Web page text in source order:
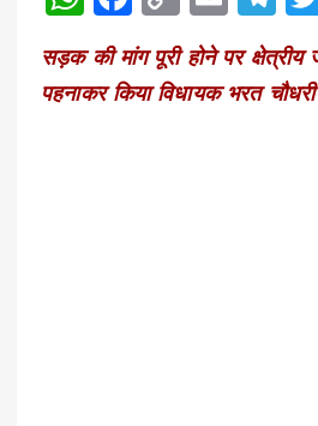
h
a
ts
a
c
e
o
p
y
m
ai
l
el
e
g
सड़क की मांग पूरी होने पर
पहनाकर किया विधायक भरत